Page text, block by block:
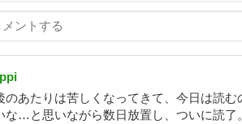
のあたりは苦しくなってきて、今日は読
な…と思いながら数日放置し、ついに読